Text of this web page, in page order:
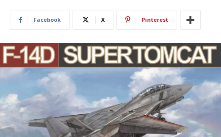
Facebook X Pinterest